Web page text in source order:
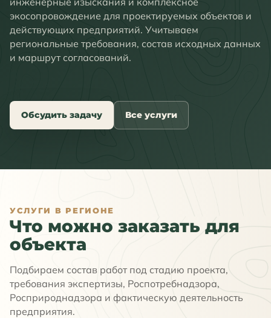
экосопровождение для проектируемых объектов и
действующих предприятий. Учитываем
региональные требования, состав исходных данных
и маршрут согласований.
Обсудить задачу Все услуги
УСЛУГИ В РЕГИОНЕ
Что можно заказать для
объекта
Подбираем состав работ под стадию проекта,
требования экспертизы, Роспотребнадзора,
Росприроднадзора и фактическую деятельность
предприятия.